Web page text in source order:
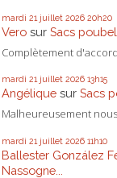
mardi 21 juillet 2026 20h20
Vero sur Sacs
Complètement
mardi 21 juillet 2026 13h15
Angélique sur Sacs
Malheureusement
mardi 21 juillet 2026 11h10
Ballester González
Nassogne...